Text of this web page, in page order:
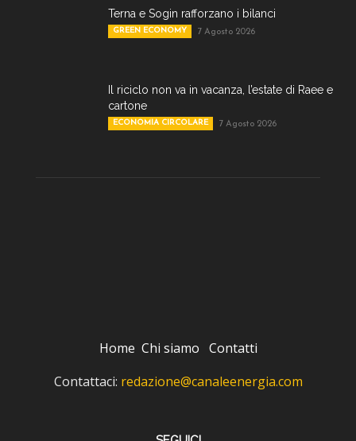
Terna e Sogin rafforzano i bilanci
GREEN ECONOMY 7 Agosto 2026
Il riciclo non va in vacanza, l’estate di Raee e
cartone
ECONOMIA CIRCOLARE 7 Agosto 2026
Home Chi siamo Contatti
Contattaci: redazione@canaleenergia.com